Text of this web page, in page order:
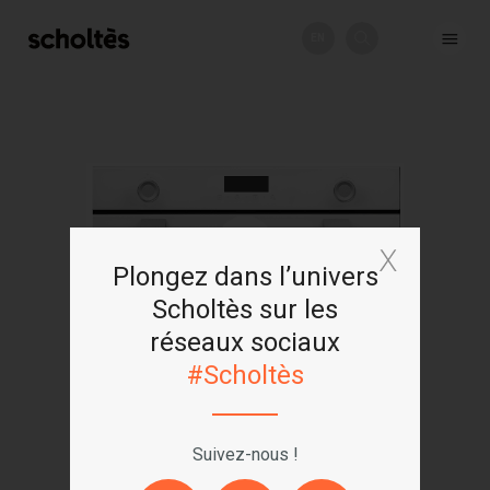
Plongez dans l’univers
Scholtès sur les
réseaux sociaux
#Scholtès
Suivez-nous !